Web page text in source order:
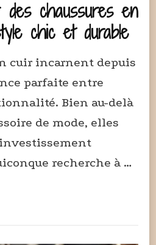
des chaussures en
chic et durable
cuir incarnent depuis
parfaite entre
Bien au-delà
de mode, elles
recherche à …